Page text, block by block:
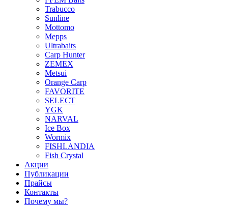
Trabucco
Sunline
Mottomo
Mepps
Ultrabaits
Carp Hunter
ZEMEX
Metsui
Orange Carp
FAVORITE
SELECT
YGK
NARVAL
Ice Box
Wormix
FISHLANDIA
Fish Crystal
Акции
Публикации
Прайсы
Контакты
Почему мы?